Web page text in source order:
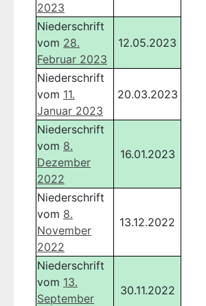
2023
Niederschrift
vom 28.
Februar 2023
12.05.2023
Niederschrift
vom 11.
Januar 2023
20.03.2023
Niederschrift
vom 8.
Dezember
2022
16.01.2023
Niederschrift
vom 8.
November
2022
13.12.2022
Niederschrift
vom 13.
September
30.11.2022